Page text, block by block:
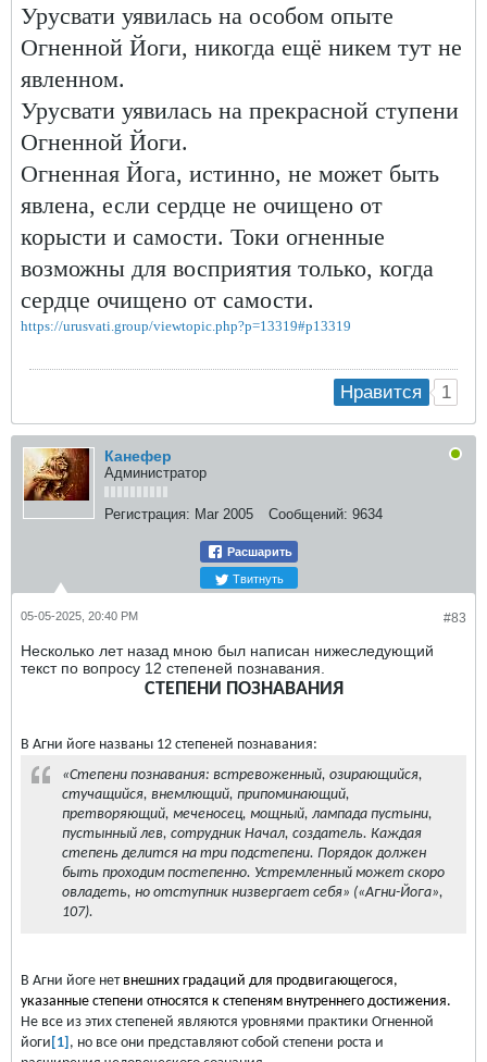
Урусвати уявилась на особом опыте
Огненной Йоги, никогда ещё никем тут не
явленном.
Урусвати уявилась на прекрасной ступени
Огненной Йоги.
Огненная Йога, истинно, не может быть
явлена, если сердце не очищено от
корысти и самости. Токи огненные
возможны для восприятия только, когда
сердце очищено от самости.
https://urusvati.group/viewtopic.php?p=13319#p13319
Нравится 1
Канефер
Администратор
Регистрация: Mar 2005 Сообщений: 9634
Расшарить
Твитнуть
#83
05-05-2025, 20:40 PM
Несколько лет назад мною был написан нижеследующий
текст по вопросу 12 степеней познавания.
СТЕПЕНИ ПОЗНАВАНИЯ
В Агни йоге названы 12 степеней познавания:
«Степени познавания: встревоженный, озирающийся,
стучащийся, внемлющий, припоминающий,
претворяющий, меченосец, мощный, лампада пустыни,
пустынный лев, сотрудник Начал, создатель. Каждая
степень делится на три подстепени. Порядок должен
быть проходим постепенно. Устремленный может скоро
овладеть, но отступник низвергает себя» («Агни-Йога»,
107).
В Агни йоге нет внешних градаций для продвигающегося,
указанные степени относятся к степеням внутреннего дости­жения.
Не все из этих степеней являются уровнями практики Огненной
йоги [1] , но все они представляют собой степени роста и